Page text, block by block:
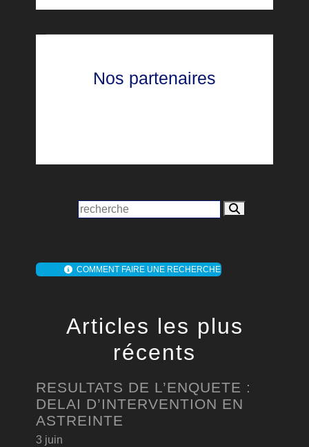
Nos partenaires
COMMENT FAIRE UNE RECHERCHE
Articles les plus
récents
RESULTATS DE L’ENQUETE :
DELAI D’INTERVENTION EN
ASTREINTE
3 juin